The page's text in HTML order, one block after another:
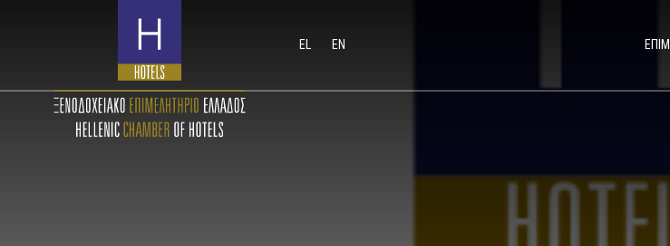
EL EN